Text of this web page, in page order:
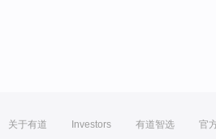
关于有道 Investors 有道智选 官